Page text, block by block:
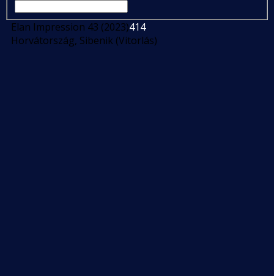
Elan Impression 43 (2023)414
Horvátország, Sibenik (Vitorlás)